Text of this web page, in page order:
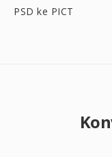
PSD ke PICT